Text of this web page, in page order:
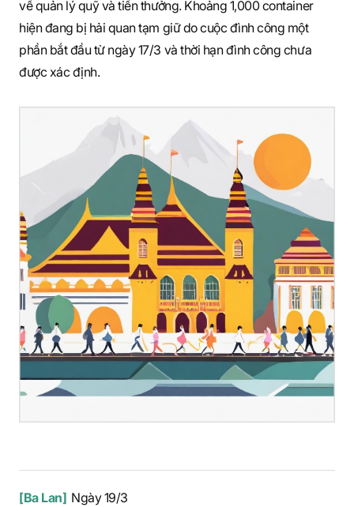
về quản lý quỹ và tiền thưởng. Khoảng 1,000 container
hiện đang bị hải quan tạm giữ do cuộc đình công một
phần bắt đầu từ ngày 17/3 và thời hạn đình công chưa
được xác định.
[Ba Lan] Ngày 19/3